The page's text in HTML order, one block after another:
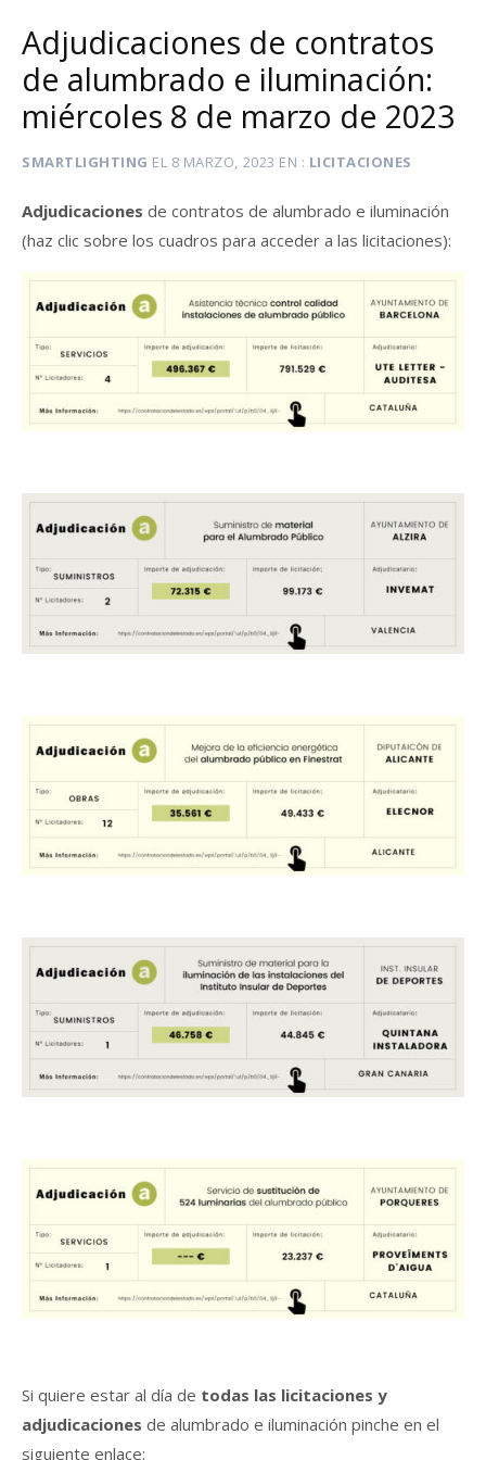
Adjudicaciones de contratos
de alumbrado e iluminación:
miércoles 8 de marzo de 2023
SMARTLIGHTING EL 8 MARZO, 2023 EN LICITACIONES
Adjudicaciones de contratos de alumbrado e iluminación
(haz clic sobre los cuadros para acceder a las licitaciones):
Si quiere estar al día de todas las licitaciones y
adjudicaciones de alumbrado e iluminación pinche en el
siguiente enlace: